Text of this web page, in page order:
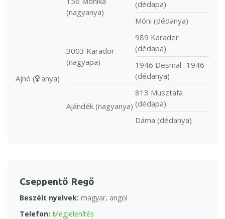
(nagyanya)
(dédapa)
Móni (dédanya)
Ajnó ( anya)
3003 Karador
(nagyapa)
989 Karader
(dédapa)
1946 Desmal -1946
(dédanya)
Ajándék (nagyanya)
813 Musztafa
(dédapa)
Dáma (dédanya)
Cseppentő Regő
Beszélt nyelvek: magyar, angol
Telefon: Megjelenítés